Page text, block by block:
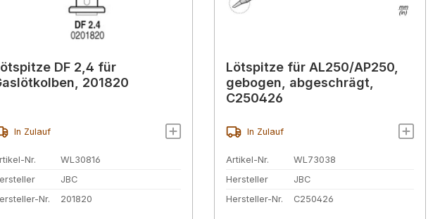
DF 2,4 für
201820
In Zulauf
Nr.
WL30816
JBC
Nr.
201820
Lötspitze für AL250/AP250,
gebogen, abgeschrägt,
C250426
In Zulauf
Artikel-Nr.
WL73038
Hersteller
JBC
Hersteller-Nr.
C250426